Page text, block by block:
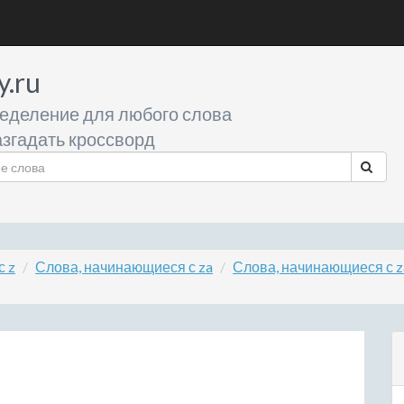
для любого слова
кроссворд
z Слова, начинающиеся с za Слова, начинающиеся с